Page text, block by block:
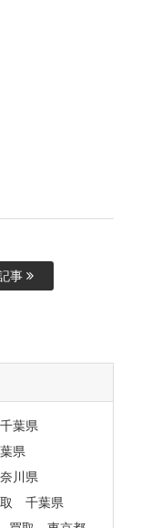
事
葉県
県
川県
千葉県